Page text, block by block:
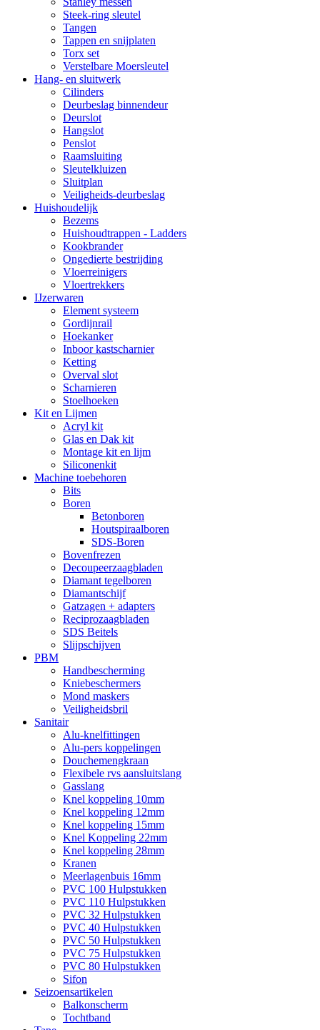
Steek-ring sleutel
Tangen
Tappen en snijplaten
Torx set
Verstelbare Moersleutel
Hang- en sluitwerk
Cilinders
Deurbeslag binnendeur
Deurslot
Hangslot
Penslot
Raamsluiting
Sleutelkluizen
Sluitplan
Veiligheids-deurbeslag
Huishoudelijk
Bezems
Huishoudtrappen - Ladders
Kookbrander
Ongedierte bestrijding
Vloerreinigers
Vloertrekkers
IJzerwaren
Element systeem
Gordijnrail
Hoekanker
Inboor kastscharnier
Ketting
Overval slot
Scharnieren
Stoelhoeken
Kit en Lijmen
Acryl kit
Glas en Dak kit
Montage kit en lijm
Siliconenkit
Machine toebehoren
Bits
Boren
Betonboren
Houtspiraalboren
SDS-Boren
Bovenfrezen
Decoupeerzaagbladen
Diamant tegelboren
Diamantschijf
Gatzagen + adapters
Reciprozaagbladen
SDS Beitels
Slijpschijven
PBM
Handbescherming
Kniebeschermers
Mond maskers
Veiligheidsbril
Sanitair
Alu-knelfittingen
Alu-pers koppelingen
Douchemengkraan
Flexibele rvs aansluitslang
Gasslang
Knel koppeling 10mm
Knel koppeling 12mm
Knel koppeling 15mm
Knel Koppeling 22mm
Knel koppeling 28mm
Kranen
Meerlagenbuis 16mm
PVC 100 Hulpstukken
PVC 110 Hulpstukken
PVC 32 Hulpstukken
PVC 40 Hulpstukken
PVC 50 Hulpstukken
PVC 75 Hulpstukken
PVC 80 Hulpstukken
Sifon
Seizoensartikelen
Balkonscherm
Tochtband